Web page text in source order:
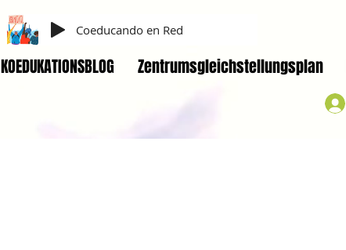
KOEDUKATIONSBLOG Zentrumsgleichstellungsplan
Coeducando en Red